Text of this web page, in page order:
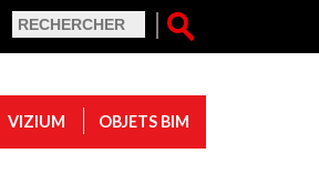
de
Rechercher
VIZIUM OBJETS BIM